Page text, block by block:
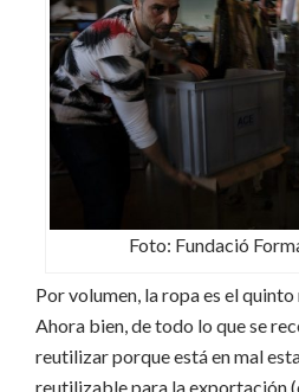
Foto: Fundació
Por volumen, la ropa es el
Ahora bien, de todo lo que se
reutilizar porque está en mal
reutilizable para la exportación